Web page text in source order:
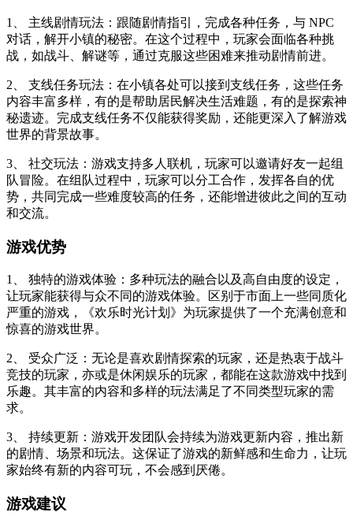
1、 主线剧情玩法：跟随剧情指引，完成各种任务，与 NPC
对话，解开小镇的秘密。在这个过程中，玩家会面临各种挑
战，如战斗、解谜等，通过克服这些困难来推动剧情前进。
2、 支线任务玩法：在小镇各处可以接到支线任务，这些任务
内容丰富多样，有的是帮助居民解决生活难题，有的是探索神
秘遗迹。完成支线任务不仅能获得奖励，还能更深入了解游戏
世界的背景故事。
3、 社交玩法：游戏支持多人联机，玩家可以邀请好友一起组
队冒险。在组队过程中，玩家可以分工合作，发挥各自的优
势，共同完成一些难度较高的任务，还能增进彼此之间的互动
和交流。
游戏优势
1、 独特的游戏体验：多种玩法的融合以及高自由度的设定，
让玩家能获得与众不同的游戏体验。区别于市面上一些同质化
严重的游戏，《欢乐时光计划》为玩家提供了一个充满创意和
惊喜的游戏世界。
2、 受众广泛：无论是喜欢剧情探索的玩家，还是热衷于战斗
竞技的玩家，亦或是休闲娱乐的玩家，都能在这款游戏中找到
乐趣。其丰富的内容和多样的玩法满足了不同类型玩家的需
求。
3、 持续更新：游戏开发团队会持续为游戏更新内容，推出新
的剧情、场景和玩法。这保证了游戏的新鲜感和生命力，让玩
家始终有新的内容可玩，不会感到厌倦。
游戏建议